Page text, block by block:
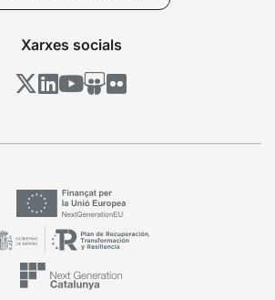
Xarxes socials